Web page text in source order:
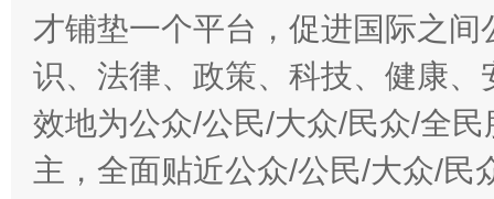
才铺垫一个平台，促进国际之
识、法律、政策、科技、健康
效地为公众/公民/大众/民众/全
主，全面贴近公众/公民/大众/民